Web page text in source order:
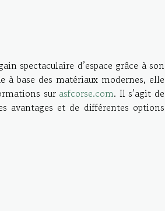
spectaculaire d’espace grâce à son
à base des matériaux modernes, elle
sur asfcorse.com. Il s’agit de
avantages et de différentes options